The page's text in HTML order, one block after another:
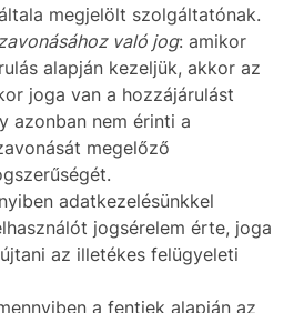
megjelölt szolgáltatónak.
való jog: amikor
alapján kezeljük, akkor az
joga van a hozzájárulást
azonban nem érinti a
megelőző
adatkezelésünkkel
jogsérelem érte, joga
az illetékes felügyeleti
a fentiek alapján az